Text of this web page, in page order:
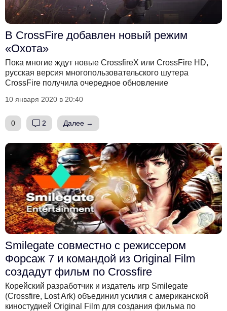
В CrossFire добавлен новый режим
«Охота»
Пока многие ждут новые CrossfireX или CrossFire HD,
русская версия многопользовательского шутера
CrossFire получила очередное обновление
10 января 2020 в 20:40
0 2 Далее →
Smilegate совместно с режиссером
Форсаж 7 и командой из Original Film
создадут фильм по Crossfire
Корейский разработчик и издатель игр Smilegate
(Crossfire, Lost Ark) объединил усилия с американской
киностудией Original Film для создания фильма по